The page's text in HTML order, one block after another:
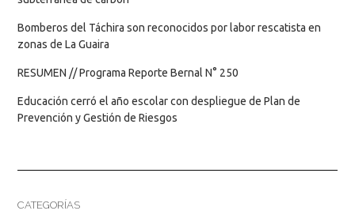
Bomberos del Táchira son reconocidos por labor rescatista en
zonas de La Guaira
RESUMEN // Programa Reporte Bernal N° 250
Educación cerró el año escolar con despliegue de Plan de
Prevención y Gestión de Riesgos
CATEGORÍAS